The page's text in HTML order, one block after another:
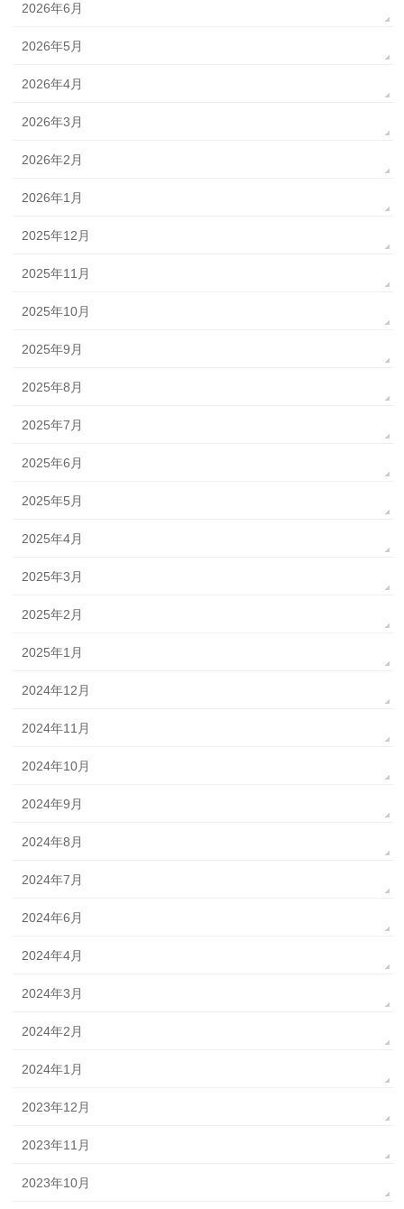
2026年6月
2026年5月
2026年4月
2026年3月
2026年2月
2026年1月
2025年12月
2025年11月
2025年10月
2025年9月
2025年8月
2025年7月
2025年6月
2025年5月
2025年4月
2025年3月
2025年2月
2025年1月
2024年12月
2024年11月
2024年10月
2024年9月
2024年8月
2024年7月
2024年6月
2024年4月
2024年3月
2024年2月
2024年1月
2023年12月
2023年11月
2023年10月